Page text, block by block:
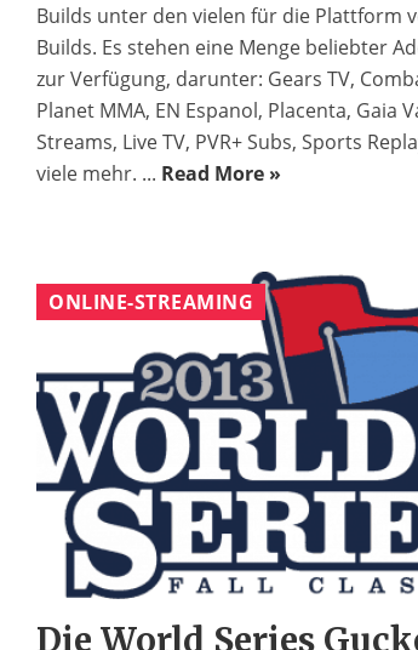
Builds unter den vielen für die Plattform
Builds. Es stehen eine Menge beliebter
zur Verfügung, darunter: Gears TV,
Planet MMA, EN Espanol, Placenta, Gaia
Streams, Live TV, PVR+ Subs, Sports
viele mehr. ... Read More »
ONLINE-STREAMING
Die World Series